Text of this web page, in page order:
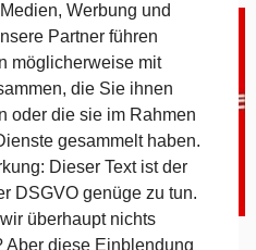
Werbung und
Partner führen
möglicherweise mit
die Sie ihnen
oder die sie im Rahmen
gesammelt haben.
Dieser Text ist der
DSGVO genüge zu tun.
überhaupt nichts
Aber diese Einblendung